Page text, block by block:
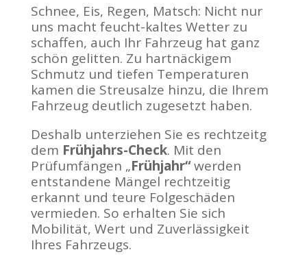
Schnee, Eis, Regen, Matsch: Nicht nur
uns macht feucht-kaltes Wetter zu
schaffen, auch Ihr Fahrzeug hat ganz
schön gelitten. Zu hartnäckigem
Schmutz und tiefen Temperaturen
kamen die Streusalze hinzu, die Ihrem
Fahrzeug deutlich zugesetzt haben.
Deshalb unterziehen Sie es rechtzeitg
dem Frühjahrs-Check. Mit den
Prüfumfängen „Frühjahr“werden
entstandene Mängel rechtzeitig
erkannt und teure Folgeschäden
vermieden. So erhalten Sie sich
Mobilität, Wert und Zuverlässigkeit
Ihres Fahrzeugs.